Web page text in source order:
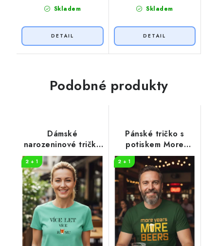
Skladem Skladem
Podobné produkty
Dámské
narozeninové tričko
Více RUMU
2 + 1
Pánské tričko s
potiskem More
beers
2 + 1